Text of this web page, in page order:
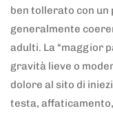
ben tollerato con
generalmente
adulti. La “maggior
gravità lieve o
dolore al sito di
testa,